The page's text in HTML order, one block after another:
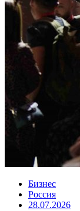
Бизнес
Россия
28.07.2026